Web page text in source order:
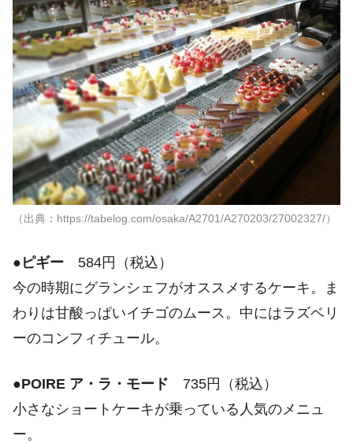
（出典：https://tabelog.com/osaka/A2701/A270203/27002327/）
● ピギー 584円（税込）
今の時期にグランシェフがオススメするケーキ。ま
わりは甘酸っぱいイチゴのムース。中にはラズベリ
ーのコンフィチュール。
●POIRE ア・ラ・モード 735円（税込）
小さなショートケーキが乗っている人気のメニュ
ー。